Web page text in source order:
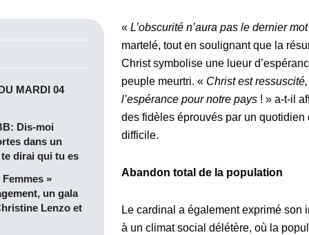
MARDI 04
Dis-moi
dans un
dirai qui tu es
»
un gala
Lenzo et
« L’obscurité n’aura pas le dernier mot
martelé, tout en soulignant que la
Christ symbolise une lueur
peuple meurtri. « Christ est
l’espérance pour notre pays ! » a-t-il
des fidèles éprouvés par un quotidien
difficile.
Abandon total de la population
Le cardinal a également exprimé son
à un climat social délétère, où la